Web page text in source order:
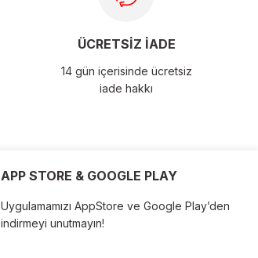
ÜCRETSİZ İADE
14 gün içerisinde ücretsiz
iade hakkı
APP STORE & GOOGLE PLAY
Uygulamamızı AppStore ve Google Play’den
indirmeyi unutmayın!